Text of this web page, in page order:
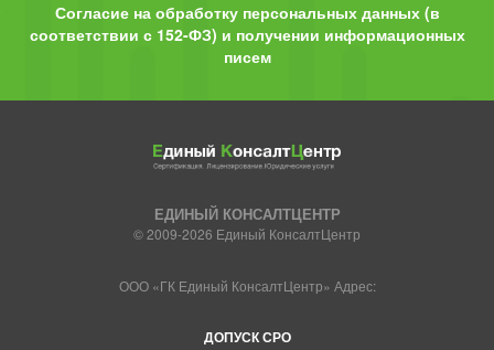
Согласие на обработку персональных данных (в
соответствии с 152-ФЗ) и получении информационных
писем
ЕДИНЫЙ КОНСАЛТЦЕНТР
© 2009-2026 Единый КонсалтЦентр
ООО «ГК Единый КонсалтЦентр» Адрес:
ДОПУСК СРО